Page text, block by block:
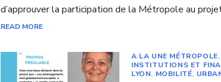
d’approuver la participation de la Métropole au
READ MORE
A LA UNE MÉTROPOLE,
INSTITUTIONS ET
LYON, MOBILITÉ,